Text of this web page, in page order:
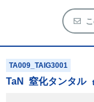
TA009_TAIG3001
TaN 窒化タンタル